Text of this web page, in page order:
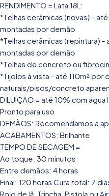
RENDIMENTO = Lata 18L:
*Telhas cerâmicas (novas) -
montadas por demão
*Telhas cerâmicas (repintura)
montadas por demão
*Telhas de concreto ou
*Tijolos à vista - até 110m² por
naturais/pisos/concreto
DILUIÇAO = até 10% com
Pronto para uso
DEMÃOS: Recomendamos a
ACABAMENTOS: Brilhante
TEMPO DE SECAGEM =
Ao toque: 30 minutos
Entre demãos: 4 horas
Final: 120 horas Cura total: 7
Rolo de lã, Trincha, Pistola ou